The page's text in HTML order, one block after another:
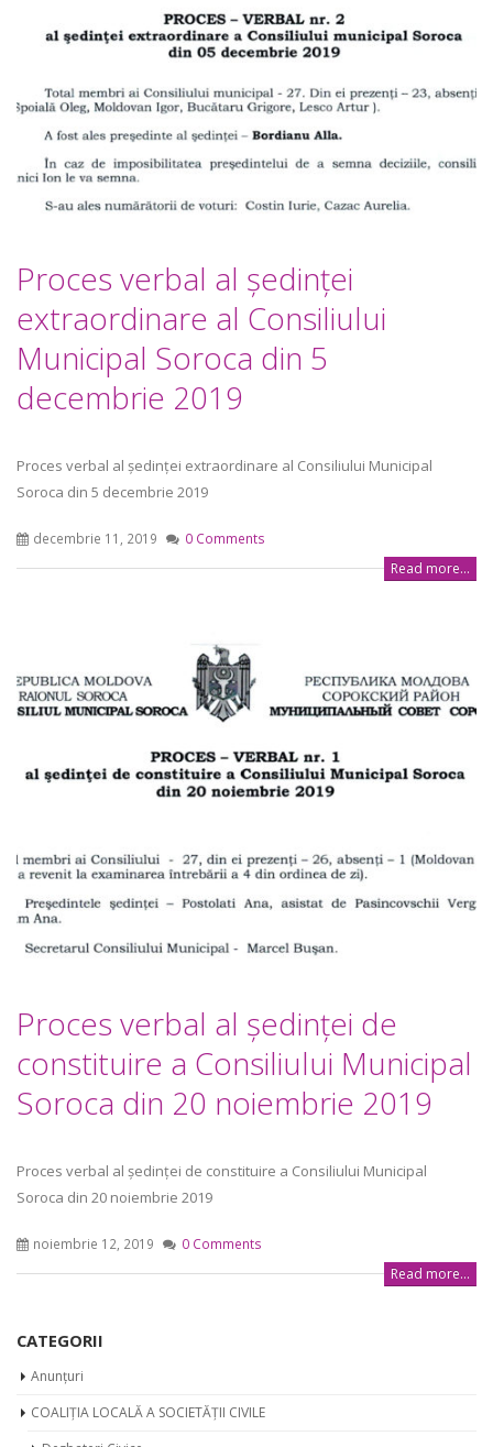
Proces verbal al ședinței
extraordinare al Consiliului
Municipal Soroca din 5
decembrie 2019
Proces verbal al ședinței extraordinare al Consiliului Municipal
Soroca din 5 decembrie 2019
decembrie 11, 2019 0 Comments
Read more...
Proces verbal al ședinței de
constituire а Consiliului Municipal
Soroca din 20 noiembrie 2019
Proces verbal al ședinței de constituire а Consiliului Municipal
Soroca din 20 noiembrie 2019
noiembrie 12, 2019 0 Comments
Read more...
CATEGORII
Anunțuri
COALIȚIA LOCALĂ A SOCIETĂȚII CIVILE